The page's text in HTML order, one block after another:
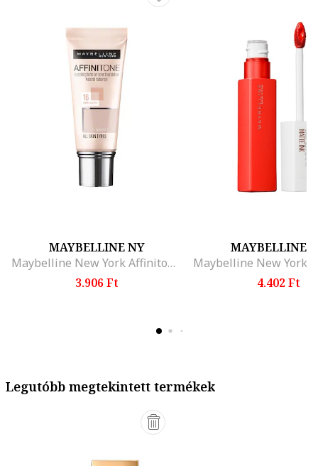
MAYBELLINE NY
Maybelline New York Affinitone alapozo, Vanilla Rose
3.906 Ft
MAYBELLINE
4.402 Ft
Legutóbb megtekintett termékek